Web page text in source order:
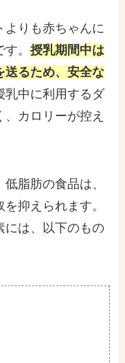
よりも赤ちゃんに
す。授乳期間中は
送るため、安全な
乳中に利用するダ
カロリーが控え
脂肪の食品は、
抑えられます。
には、以下のもの